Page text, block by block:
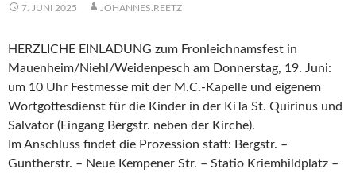
7. JUNI 2025 JOHANNES.REETZ
HERZLICHE EINLADUNG zum Fronleichnamsfest in
Mauenheim/Niehl/Weidenpesch am Donnerstag, 19. Juni:
um 10 Uhr Festmesse mit der M.C.-Kapelle und eigenem
Wortgottesdienst für die Kinder in der KiTa St. Quirinus und
Salvator (Eingang Bergstr. neben der Kirche).
Im Anschluss findet die Prozession statt: Bergstr. –
Guntherstr. – Neue Kempener Str. – Statio Kriemhildplatz –